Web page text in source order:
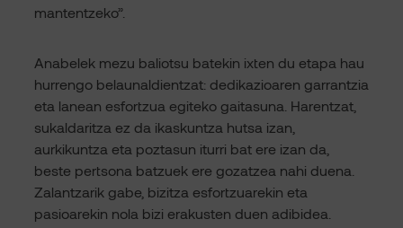
mantentzeko”.
Anabelek mezu baliotsu batekin ixten du etapa hau
hurrengo belaunaldientzat: dedikazioaren garrantzia
eta lanean esfortzua egiteko gaitasuna. Harentzat,
sukaldaritza ez da ikaskuntza hutsa izan,
aurkikuntza eta poztasun iturri bat ere izan da,
beste pertsona batzuek ere gozatzea nahi duena.
Zalantzarik gabe, bizitza esfortzuarekin eta
pasioarekin nola bizi erakusten duen adibidea.